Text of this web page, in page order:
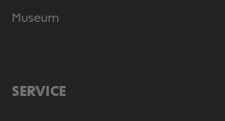
Museum
SERVICE